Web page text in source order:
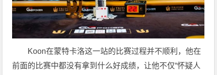
Koon在蒙特卡洛这一站的比赛过程并不顺利，他在
前面的比赛中都没有拿到什么好成绩，让他不仅“怀疑人